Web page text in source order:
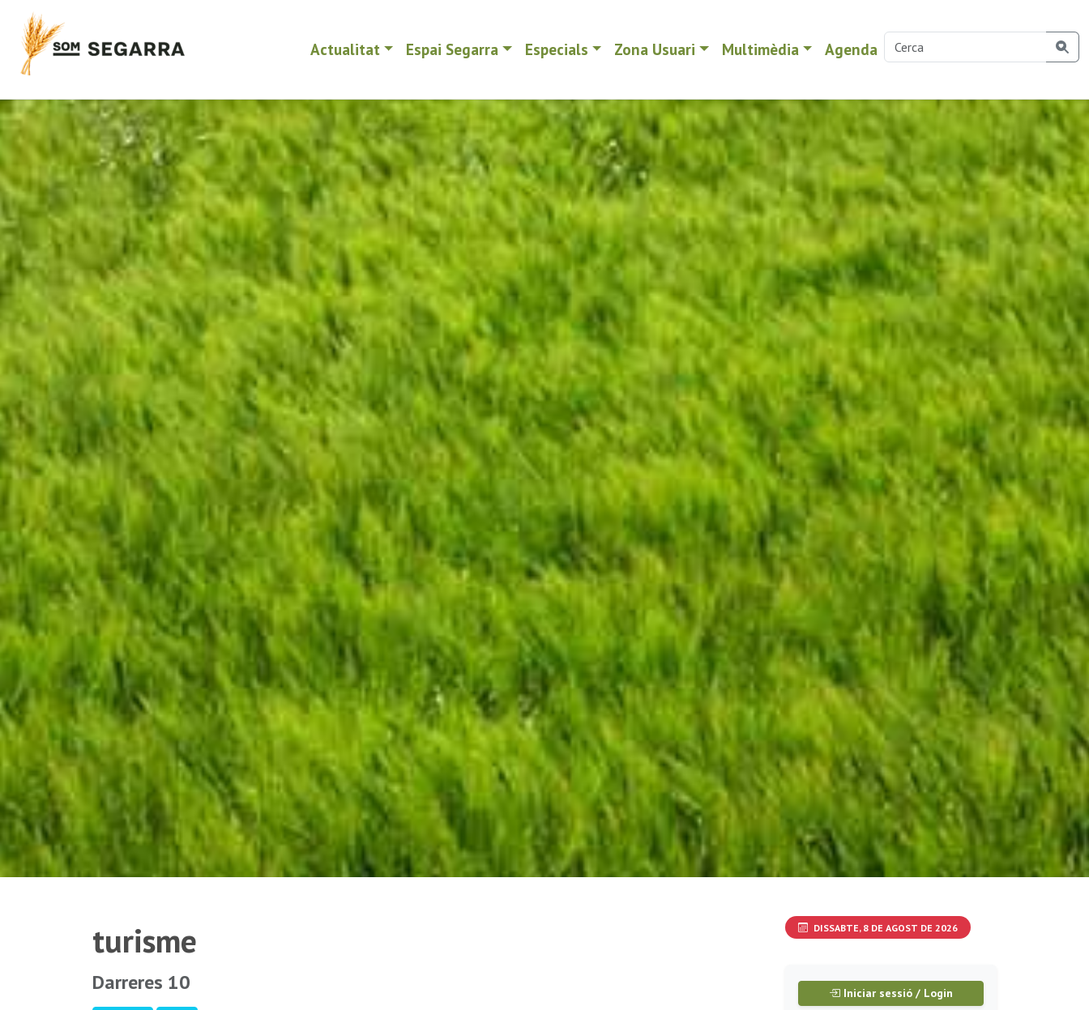
Actualitat Espai Segarra Especials Zona Usuari Multimèdia Agenda
turisme
Darreres 10
DISSABTE, 8 DE AGOST DE 2026
Iniciar sessió / Login